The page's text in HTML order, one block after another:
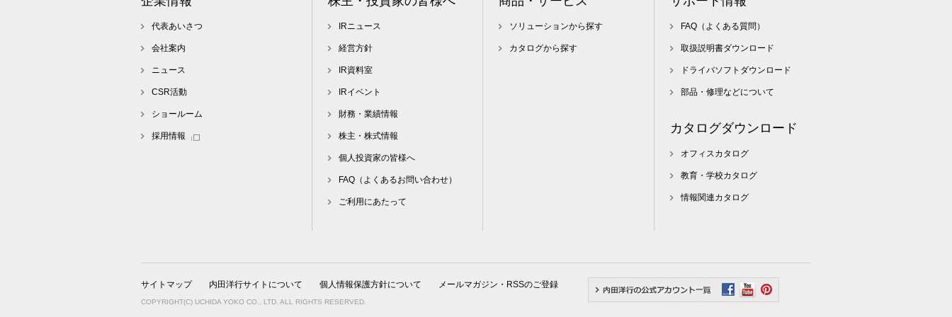
代表あいさつ
会社案内
ニュース
CSR活動
ショールーム
採用情報
IRニュース
経営方針
IR資料室
IRイベント
財務・業績情報
株主・株式情報
個人投資家の皆様へ
FAQ（よくあるお問い合わせ）
ご利用にあたって
ソリューションから探す
カタログから探す
FAQ（よくある質問）
取扱説明書ダウンロード
ドライバソフトダウンロード
部品・修理などについて
カタログダウンロード
オフィスカタログ
教育・学校カタログ
情報関連カタログ
サイトマップ 内田洋行サイトについて 個人情報保護方針について メールマガジン・RSSのご登録
COPYRIGHT(C) UCHIDA YOKO CO., LTD. ALL RIGHTS RESERVED.